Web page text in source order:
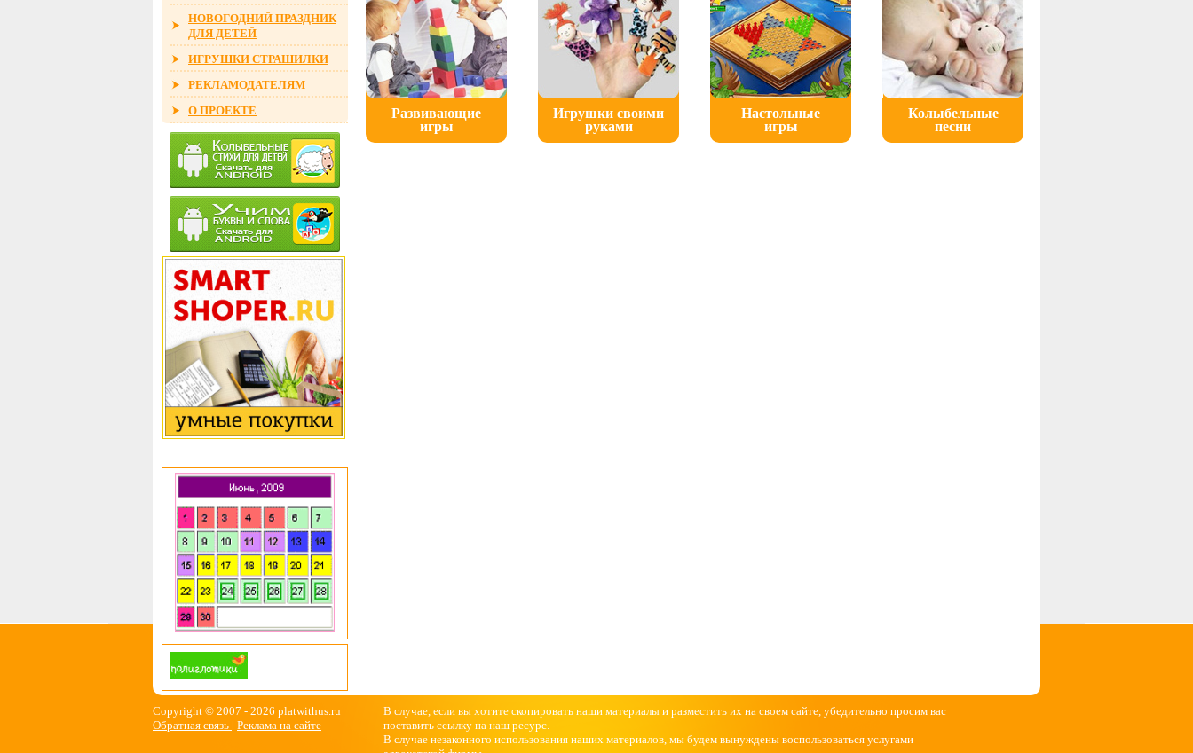
НОВОГОДНИЙ ПРАЗДНИК
ДЛЯ ДЕТЕЙ
ИГРУШКИ СТРАШИЛКИ
РЕКЛАМОДАТЕЛЯМ
О ПРОЕКТЕ
Развивающие
игры
Игрушки своими
руками
Настольные
игры
Колыбельные
песни
Copyright © 2007 - 2026 platwithus.ru
Обратная связь | Реклама на сайте
В случае, если вы хотите скопировать наши материалы и разместить их на своем сайте, убедительно просим вас
поставить ссылку на наш ресурс.
В случае незаконного использования наших материалов, мы будем вынуждены воспользоваться услугами